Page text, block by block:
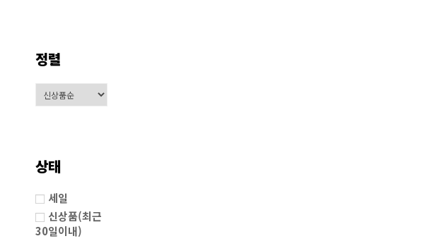
정렬
상태
세일
신상품(최근
30일이내)